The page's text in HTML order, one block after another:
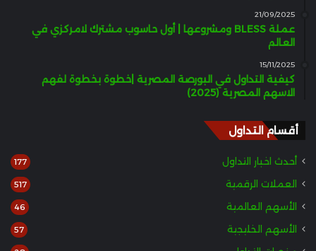
21/09/2025
عملة BLESS ومشروعها | أول حاسوب مشترك لامركزي في
العالم
15/11/2025
كيفية التداول في البورصة المصرية |خطوة بخطوة لفهم
الاسهم المصرية (2025)
أقسام التداول
أحدث اخبار التداول 177
العملات الرقمية 517
الأسهم العالمية 46
الأسهم الخليجية 57